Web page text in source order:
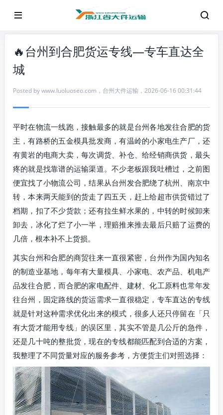
🔥台州到合肥货运专线—专车直达全
城
Posted bywww.luoluoseo.com ， 台州大件运输 ， 2026-06-16 00:31:44
平时在物流一线跑，接触最多的就是台州各地发往合肥的货
主，有路桥的五金模具批发商，有温岭的小家电生产厂，还
有黄岩的电商大卖，每次调货、补仓、给经销商供货，最头
疼的就是找靠谱的运输渠道。不少老板跟我吐槽过，之前图
便宜找了小物流公司，结果从台州发合肥绕了杭州、南京中
转，本来两天能到的货走了四五天，赶上给超市供货错过了
档期，扣了不少货款；还有拉生鲜水果的，中转的时候卸来
卸去，冰化了烂了小一半，理赔推来推去最后只赔了运费的
几倍，根本补不上货损。
其实台州和合肥的商贸往来一直很紧密，台州作为国内知名
的制造业基地，每年有大量模具、小家电、农产品、机电产
品发往合肥，而合肥的家电配件、建材、化工原料也常年发
往台州，固定路线的货运需求一直很稳定，专车直达的专线
就是针对这种需求优化出来的模式，很多人还只停留在「只
有大货才能用专线」的误区里，其实不管是几公斤的急件，
还是几十吨的整批货，现在的专线都能匹配到合适的方案，
我整理了不同货量对应的服务参考，方便货主们对照选择：